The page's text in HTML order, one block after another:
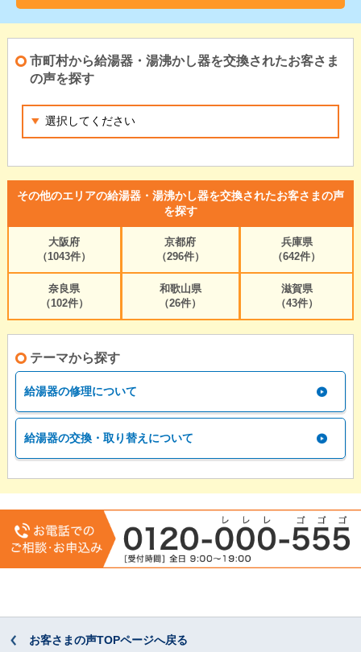
市町村から給湯器・湯沸かし器を交換されたお客さま
の声を探す
その他のエリアの給湯器・湯沸かし器を交換されたお客さまの声
を探す
大阪府
（1043件）
京都府
（296件）
兵庫県
（642件）
奈良県
（102件）
和歌山県
（26件）
滋賀県
（43件）
テーマから探す
給湯器の修理について
給湯器の交換・取り替えについて
お客さまの声TOPページへ戻る